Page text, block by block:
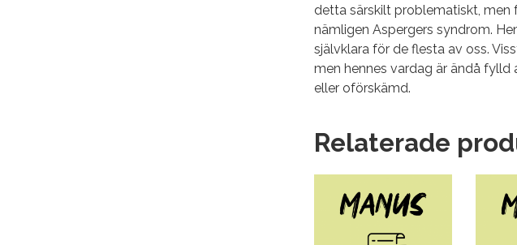
detta särskilt problematiskt, men
nämligen Aspergers syndrom.
självklara för de flesta av oss.
men hennes vardag är ändå
eller oförskämd.
Relaterade